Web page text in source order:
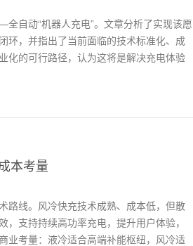
自动“机器人充电”。文章分析了实现该愿
环，并指出了当前面临的技术标准化、成
化的可行路径，认为这将是解决充电体验
本考量
路线。风冷快充技术成熟、成本低，但散
支持持续高功率充电，提升用户体验，
业考量：液冷适合高端补能枢纽，风冷适